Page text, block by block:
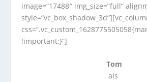
image=“17488″ img_size=“full“
!important;}“]
Tom
als